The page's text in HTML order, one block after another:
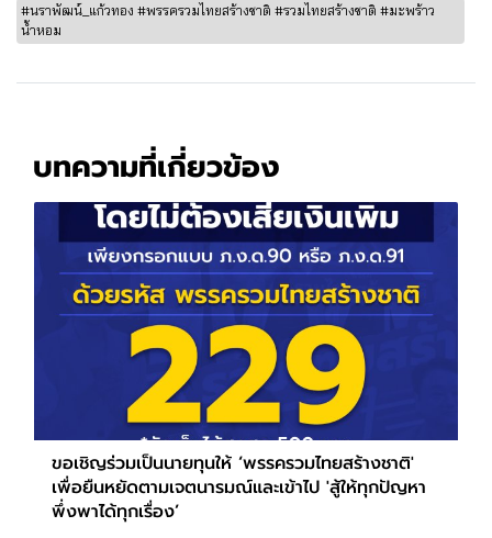
#นราพัฒน์_แก้วทอง #พรรครวมไทยสร้างชาติ #รวมไทยสร้างชาติ #มะพร้าว
น้ำหอม
บทความที่เกี่ยวข้อง
ขอเชิญร่วมเป็นนายทุนให้ ‘พรรครวมไทยสร้างชาติ'
เพื่อยืนหยัดตามเจตนารมณ์และเข้าไป 'สู้ให้ทุกปัญหา
พึ่งพาได้ทุกเรื่อง’